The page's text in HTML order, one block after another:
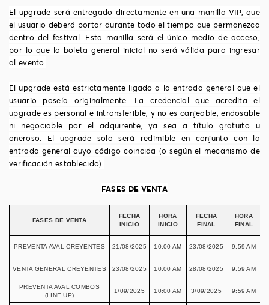
El upgrade será entregado directamente en una manilla VIP, que
el usuario deberá portar durante todo el tiempo que permanezca
dentro del festival. Esta manilla será el único medio de acceso,
por lo que la boleta general inicial no será válida para ingresar
al evento.
El upgrade está estrictamente ligado a la entrada general que el
usuario poseía originalmente. La credencial que acredita el
upgrade es personal e intransferible, y no es canjeable, endosable
ni negociable por el adquirente, ya sea a título gratuito u
oneroso. El upgrade solo será redimible en conjunto con la
entrada general cuyo código coincida (o según el mecanismo de
verificación establecido).
FASES DE VENTA
FASES DE VENTA
FECHA
INICIO
HORA
INICIO
FECHA
FINAL
HORA
FINAL
PREVENTA AVAL CREYENTES 21/08/2025 10:00 AM 23/08/2025 9:59 AM
VENTA GENERAL CREYENTES 23/08/2025 10:00 AM 28/08/2025 9:59 AM
PREVENTA AVAL COMBOS
(LINE UP)
1/09/2025 10:00 AM 3/09/2025 9:59 AM